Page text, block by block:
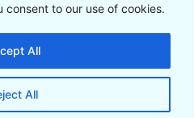
consent to our use of cookies.
All
All
© © پیکوبینو اخبار کانادا به فارسی 2021-